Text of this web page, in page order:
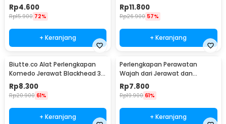
Stainless Steel - LJ-158
Rp4.600
Rp15.900 72%
+ Keranjang
E92
Rp11.800
Rp26.900 57%
+ Keranjang
Biutte.co Alat Perlengkapan
Komedo Jerawat Blackhead 3
PCS - PT3
Rp8.300
Rp20.900 61%
+ Keranjang
Perlengkapan Perawatan
Wajah dari Jerawat dan
Komedo Double Head 4PCS
Rp7.800
Rp19.900 61%
+ Keranjang